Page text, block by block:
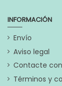
INFORMACIÓN
Envío
Aviso legal
Contacte
Términos y